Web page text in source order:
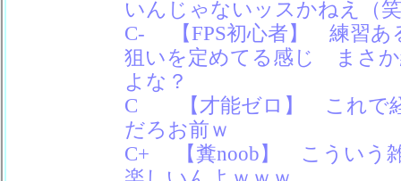
いんじゃないッスかねえ（
C- 【FPS初心者】 練習
狙いを定めてる感じ まさ
よな？
C 【才能ゼロ】 これで経
だろお前ｗ
C+ 【糞noob】 こういう